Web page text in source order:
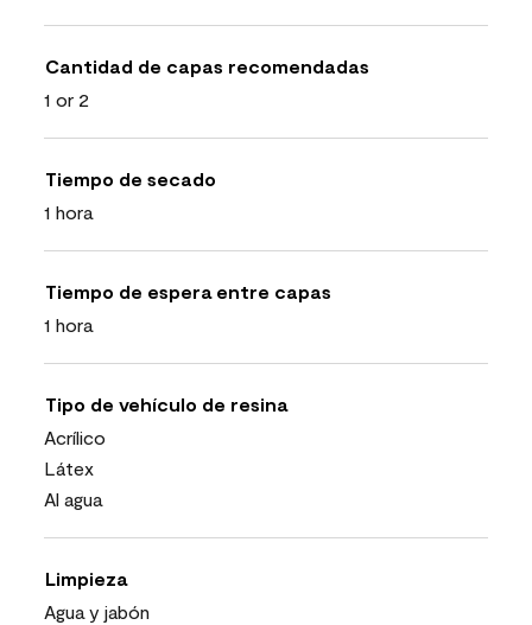
Cantidad de capas recomendadas
1 or 2
Tiempo de secado
1 hora
Tiempo de espera entre capas
1 hora
Tipo de vehículo de resina
Acrílico
Látex
Al agua
Limpieza
Agua y jabón